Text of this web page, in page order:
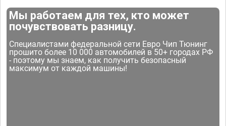
Мы работаем для тех, кто может
почувствовать разницу.
Специалистами федеральной сети Евро Чип Тюнинг
прошито более 10 000 автомобилей в 50+ городах РФ
- поэтому мы знаем, как получить безопасный
максимум от каждой машины!